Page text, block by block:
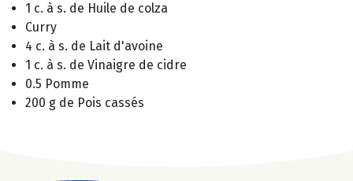
1 c. à s. de Huile de colza
Curry
4 c. à s. de Lait d'avoine
1 c. à s. de Vinaigre de cidre
0.5 Pomme
200 g de Pois cassés